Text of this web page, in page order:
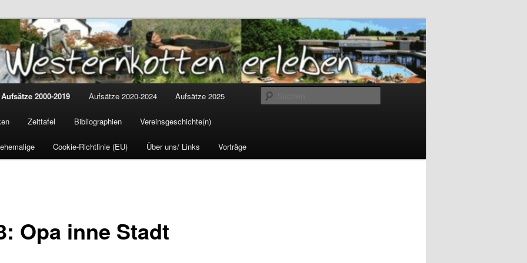
Aufsätze 2000-2019 Aufsätze 2020-2024 Aufsätze 2025
Zeittafel Bibliographien Vereinsgeschichte(n)
Cookie-Richtlinie (EU) Über uns/ Links Vorträge
Opa inne Stadt